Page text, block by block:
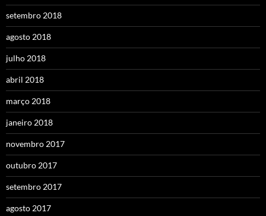
setembro 2018
agosto 2018
julho 2018
abril 2018
março 2018
janeiro 2018
novembro 2017
outubro 2017
setembro 2017
agosto 2017